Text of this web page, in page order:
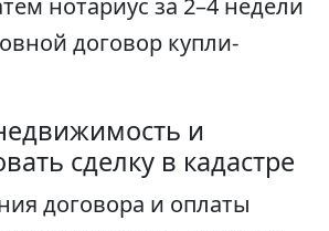
договор купли-
и
сделку в кадастре
договора и оплаты